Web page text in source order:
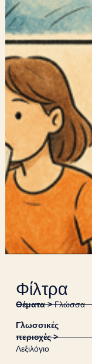
Φίλτρα
Θέματα >Γλώσσα
Γλωσσικές
περιοχές >
Λεξιλόγιο